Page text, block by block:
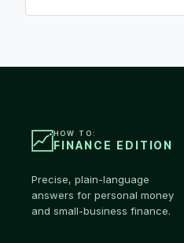
HOW TO:
FINANCE EDITION
Precise, plain-language
answers for personal money
and small-business finance.